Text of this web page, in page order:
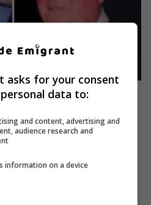
de fratele
Criminalul a
cu reducere
italian în vârstă de 83 de ani
Annunziata, provincia Napoli
asks for your consent
data to:
and content, advertising and
audience research and
information on a device